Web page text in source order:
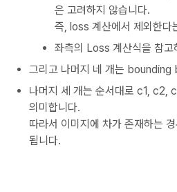
은 고려하지 않습니다.
즉, loss 계산에서 제외한다
좌측의 Loss 계산식을 참고
그리고 나머지 네 개는 bounding
나머지 세 개는 순서대로 c1, c2,
의미합니다.
따라서 이미지에 차가 존재하는
됩니다.